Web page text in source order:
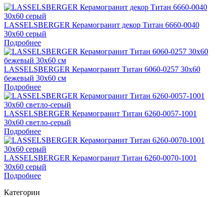
LASSELSBERGER Керамогранит декор Титан 6660-0040
30х60 серый
Подробнее
LASSELSBERGER Керамогранит Титан 6060-0257 30х60
бежевый 30x60 см
Подробнее
LASSELSBERGER Керамогранит Титан 6260-0057-1001
30х60 светло-серый
Подробнее
LASSELSBERGER Керамогранит Титан 6260-0070-1001
30х60 серый
Подробнее
Категории